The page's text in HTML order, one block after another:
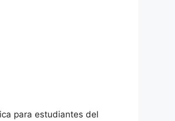
para estudiantes del